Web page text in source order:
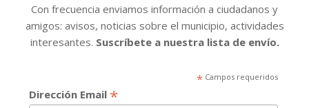
Con frecuencia enviamos información a ciudadanos y
amigos: avisos, noticias sobre el municipio, actividades
interesantes. Suscríbete a nuestra lista de envío.
*Campos requeridos
Dirección Email *